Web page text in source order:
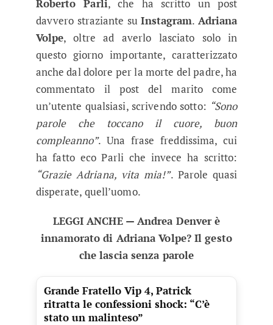
Roberto Parli, che ha scritto un post
davvero straziante suInstagram. Adriana
Volpe, oltre ad averlo lasciato solo in
questo giorno importante, caratterizzato
anche dal dolore per la morte del padre, ha
commentato il post del marito come
un’utente qualsiasi, scrivendo sotto: “Sono
parole che toccano il cuore, buon
compleanno”. Una frase freddissima, cui
ha fatto eco Parli che invece ha scritto:
“Grazie Adriana, vita mia!”. Parole quasi
disperate, quell’uomo.
LEGGI ANCHE — Andrea Denver è
innamorato di Adriana Volpe? Il gesto
che lascia senza parole
Grande Fratello Vip 4, Patrick
ritratta le confessioni shock: “C’è
stato un malinteso”